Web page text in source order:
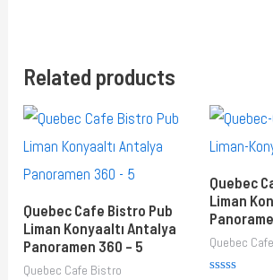
Related products
Quebec Cafe Bistro Pub
Liman Konyaaltı Antalya
Panoramen 360 – 5
Quebec Cafe Bistro
Quebec
Liman
Quebec